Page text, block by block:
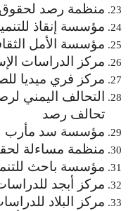
منظمة رصد لحقوق
مؤسسة إنقاذ
مؤسسة الأمل
مركز الدراسات
مركز فري ميديا
التحالف اليمني
تحالف رصد
مؤسسة سد مأرب
منظمة مساءلة
مؤسسة باحث
مركز أبجد
مركز البلاد